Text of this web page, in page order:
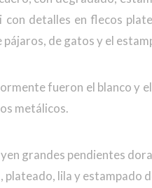
detalles en flecos
de gatos y el
fueron el blanco y
metálicos.
grandes pendientes
plateado, lila y estampado